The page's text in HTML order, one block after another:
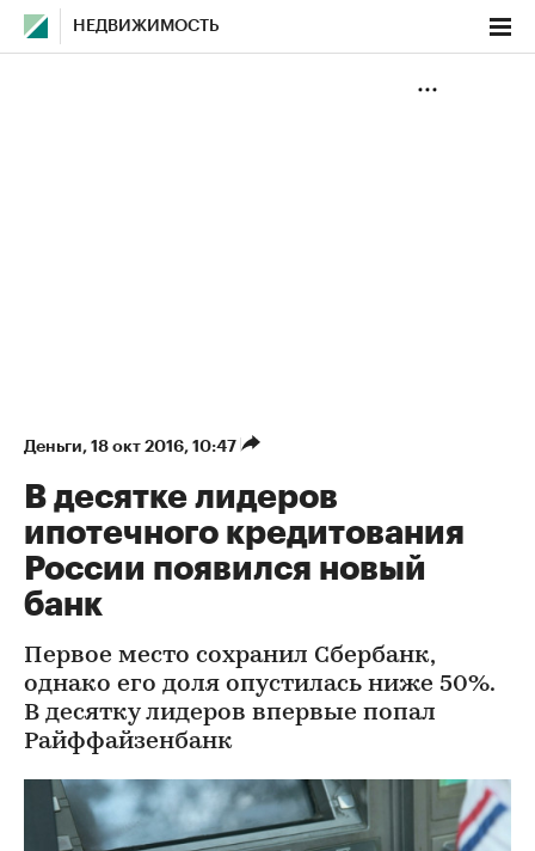
НЕДВИЖИМОСТЬ
Деньги⁠, 18 окт 2016, 10:47
В десятке лидеров
ипотечного кредитования
России появился новый
банк
Первое место сохранил Сбербанк,
однако его доля опустилась ниже 50%.
В десятку лидеров впервые попал
Райффайзенбанк